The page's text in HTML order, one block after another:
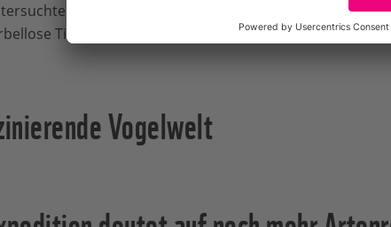
die Expedition vier große Gemeinschaften in
Tiere und Vögel.
Vogelwelt